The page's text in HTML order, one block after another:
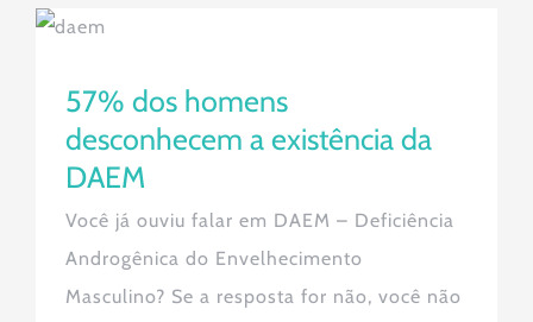
57% dos homens
desconhecem a existência da
DAEM
Você já ouviu falar em DAEM – Deficiência
Androgênica do Envelhecimento
Masculino? Se a resposta for não, você não